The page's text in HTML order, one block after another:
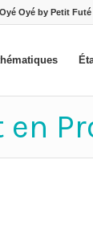
Oyé by Petit Futé